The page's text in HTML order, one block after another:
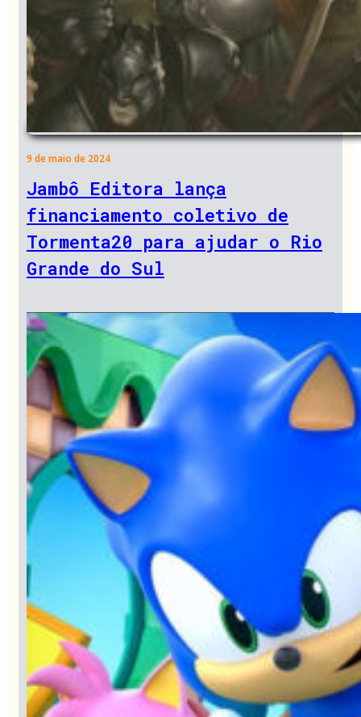
9 de maio de 2024
Jambô Editora lança
financiamento coletivo de
Tormenta20 para ajudar o Rio
Grande do Sul